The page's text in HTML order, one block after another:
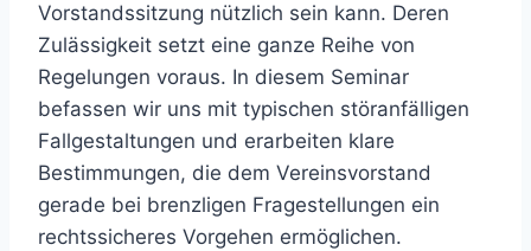
Vorstandssitzung nützlich sein kann. Deren
Zulässigkeit setzt eine ganze Reihe von
Regelungen voraus. In diesem Seminar
befassen wir uns mit typischen störanfälligen
Fallgestaltungen und erarbeiten klare
Bestimmungen, die dem Vereinsvorstand
gerade bei brenzligen Fragestellungen ein
rechtssicheres Vorgehen ermöglichen.